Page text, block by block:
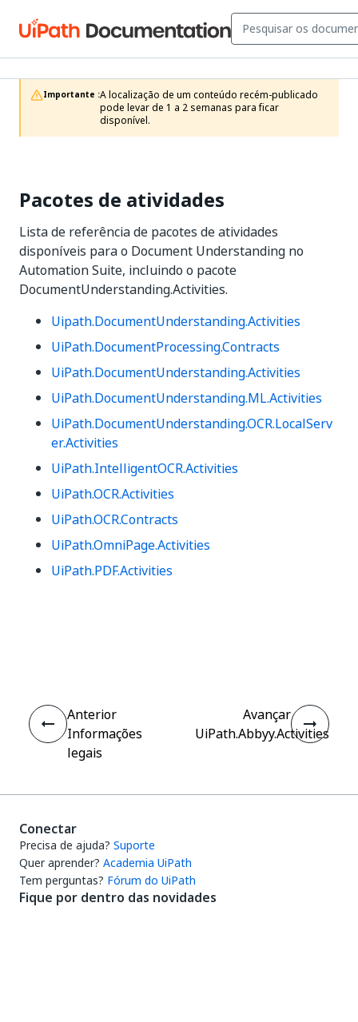
Importante :A localização de um conteúdo recém-publicado
pode levar de 1 a 2 semanas para ficar
disponível.
Pacotes de atividades
Lista de referência de pacotes de atividades
disponíveis para o Document Understanding no
Automation Suite, incluindo o pacote
DocumentUnderstanding.Activities.
Uipath.DocumentUnderstanding.Activities
UiPath.DocumentProcessing.Contracts
UiPath.DocumentUnderstanding.Activities
UiPath.DocumentUnderstanding.ML.Activities
UiPath.DocumentUnderstanding.OCR.LocalServ
er.Activities
UiPath.IntelligentOCR.Activities
UiPath.OCR.Activities
UiPath.OCR.Contracts
UiPath.OmniPage.Activities
UiPath.PDF.Activities
Anterior
Informações
legais
Avançar
UiPath.Abbyy.Activities
Conectar
Precisa de ajuda? Suporte
Quer aprender? Academia UiPath
Tem perguntas? Fórum do UiPath
Fique por dentro das novidades